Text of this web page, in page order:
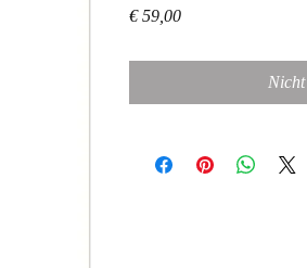
€ 59,00Preis